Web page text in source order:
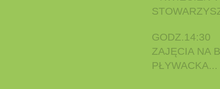
GODZ.14:30
ZAJĘCIA
PŁYWACKA...